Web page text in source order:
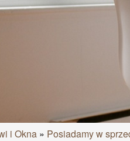
i Okna » Posiadamy w